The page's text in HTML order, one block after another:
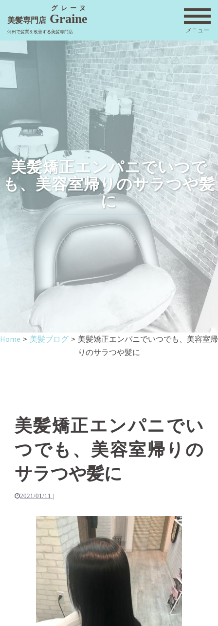
テ
ツ
ス
美髪専門店 Graine
グレーヌ
蒲田で髪質を改善する美髪専門店 メニュー
美髪矯正エンパニでいつで
も、美容室帰りのサラつや髪
に
Home > 美髪ブログ > 美髪矯正エンパニでいつでも、美容室帰
りのサラつや髪に
美髪矯正エンパニでい
つでも、美容室帰りの
サラつや髪に
2021/01/11 |